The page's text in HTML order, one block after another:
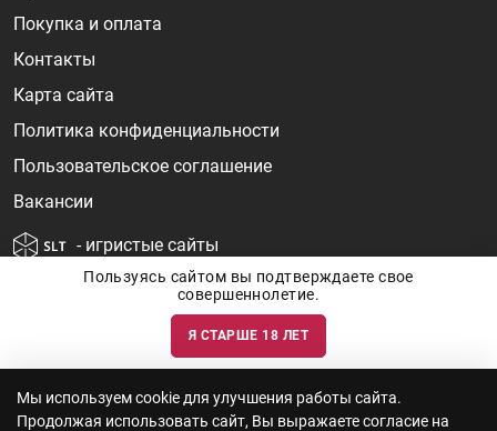
Покупка и оплата
Контакты
Карта сайта
Политика конфиденциальности
Пользовательское соглашение
Вакансии
- игристые сайты
Информация о ценах и наличии товаров носит ознакомительный
характер и может быть не точной. Цены на импортные товары особенно
актуальности наличия товаров и цен вы так же можете уточнить по
телефону+7 (812) 715 06-66с 11-22 ежедневно.
ООО "Винум" ИНН 7814473915, Лицензия на торговлю алкоголем: №
Пользуясь сайтом вы подтверждаете свое
совершеннолетие.
Я СТАРШЕ 18 ЛЕТ
Мы используем cookie для улучшения работы сайта.
Продолжая использовать сайт, Вы выражаете согласие на